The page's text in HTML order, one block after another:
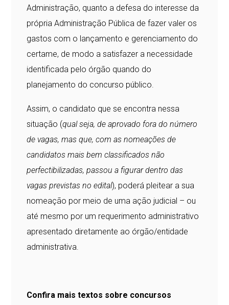
Administração, quanto a defesa do interesse da
própria Administração Pública de fazer valer os
gastos com o lançamento e gerenciamento do
certame, de modo a satisfazer a necessidade
identificada pelo órgão quando do
planejamento do concurso público.
Assim, o candidato que se encontra nessa
situação (qual seja, de aprovado fora do número
de vagas, mas que, com as nomeações de
candidatos mais bem classificados não
perfectibilizadas, passou a figurar dentro das
vagas previstas no edital), poderá pleitear a sua
nomeação por meio de uma ação judicial – ou
até mesmo por um requerimento administrativo
apresentado diretamente ao órgão/entidade
administrativa.
Confira mais textos sobre concursos